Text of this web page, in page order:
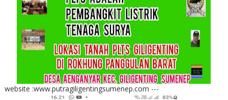
website :www.putragiligentingsumenep.com ---